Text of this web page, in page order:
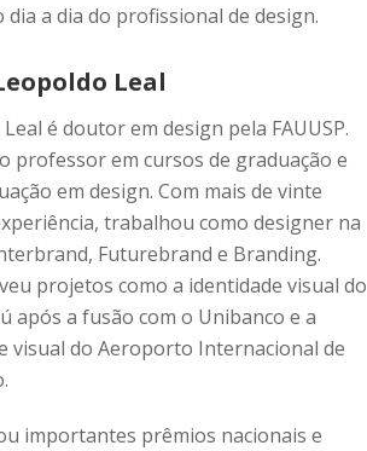
a dia do profissional de design.
Leal
é doutor em design pela FAUUSP.
professor em cursos de graduação e
em design. Com mais de vinte
trabalhou como designer na
Futurebrand e Branding.
projetos como a identidade visual do
após a fusão com o Unibanco e a
visual do Aeroporto Internacional de
importantes prêmios nacionais e